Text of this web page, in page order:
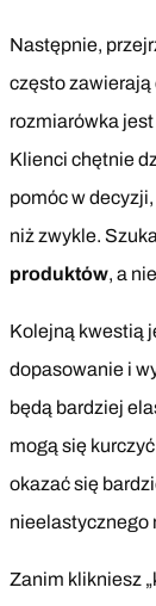
Następnie,
często zawierają
rozmiarówka
Klienci chętnie
pomóc w
niż zwykle.
produktów, a
Kolejną kwestią
dopasowanie i
będą bardziej
mogą się
okazać się
nieelastycznego
Zanim klikniesz